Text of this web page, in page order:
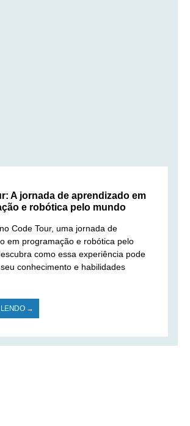
A jornada de aprendizado em
e robótica pelo mundo
Code Tour, uma jornada de
em programação e robótica pelo
como essa experiência pode
conhecimento e habilidades
LENDO →